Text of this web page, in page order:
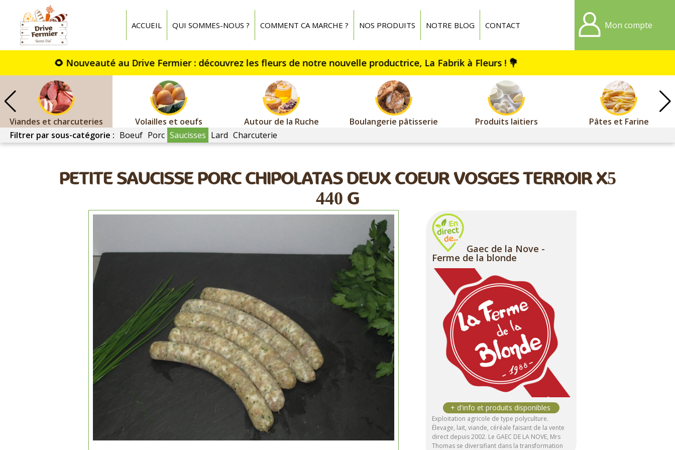
ACCUEIL QUI SOMMES-NOUS ? COMMENT CA MARCHE ? NOS PRODUITS NOTRE BLOG CONTACT Mon compte
Viandes et charcuteries Volailles et oeufs Autour de la Ruche Boulangerie pâtisserie Produits laitiers
Pâtes et Farine
Filtrer par sous-catégorie : Boeuf Porc Saucisses Lard Charcuterie
PETITE SAUCISSE PORC CHIPOLATAS DEUX COEUR VOSGES TERROIR X5
440 G
Gaec de la Nove -
Ferme de la blonde
Exploitation agricole de type polyculture.
Élevage, lait, viande, céréale faisant de la vente
direct depuis 2002. Le GAEC DE LA NOVE, Mrs
Thomas se diversifiant dans la transformation